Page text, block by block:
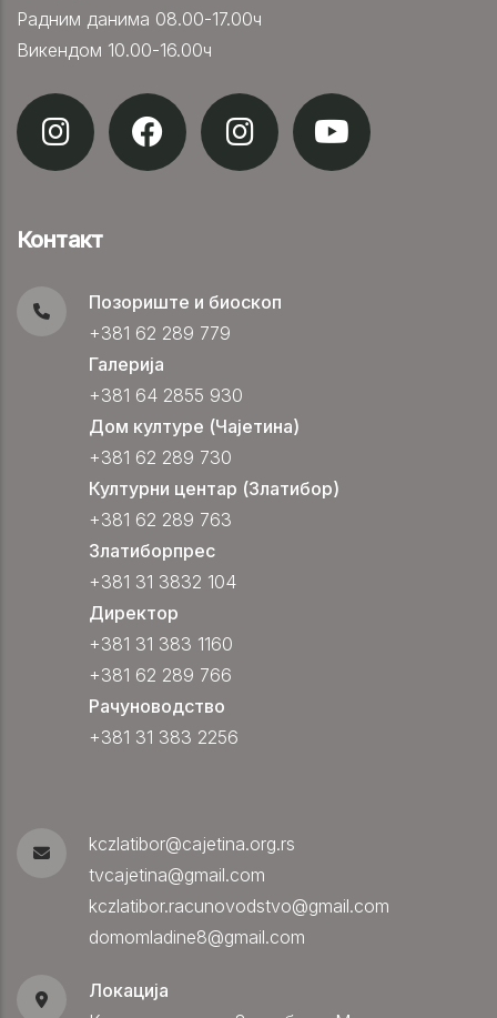
Радним данима 08.00-17.00ч
Викендом 10.00-16.00ч
Контакт
Позориште и биоскоп
+381 62 289 779
Галерија
+381 64 2855 930
Дом културе (Чајетина)
+381 62 289 730
Културни центар (Златибор)
+381 62 289 763
Златиборпрес
+381 31 3832 104
Директор
+381 31 383 1160
+381 62 289 766
Рачуноводство
+381 31 383 2256
kczlatibor@cajetina.org.rs
tvcajetina@gmail.com
kczlatibor.racunovodstvo@gmail.com
domomladine8@gmail.com
Локација